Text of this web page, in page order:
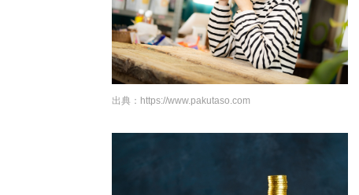
出典： https://www.pakutaso.com